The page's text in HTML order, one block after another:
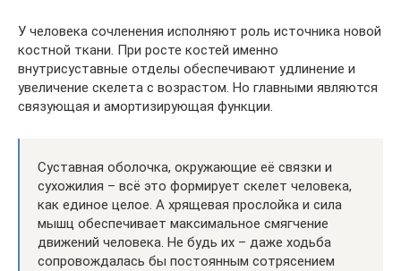
У человека сочленения исполняют роль источника новой
костной ткани. При росте костей именно
внутрисуставные отделы обеспечивают удлинение и
увеличение скелета с возрастом. Но главными являются
связующая и амортизирующая функции.
Суставная оболочка, окружающие её связки и
сухожилия – всё это формирует скелет человека,
как единое целое. А хрящевая прослойка и сила
мышц обеспечивает максимальное смягчение
движений человека. Не будь их – даже ходьба
сопровождалась бы постоянным сотрясением